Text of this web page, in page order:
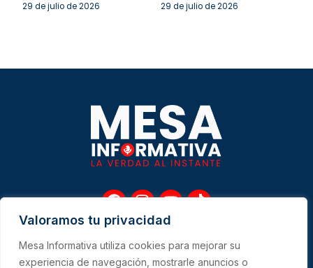
Valoramos tu privacidad
Mesa Informativa utiliza cookies para mejorar su
experiencia de navegación, mostrarle anuncios o
29 de julio de 2026 29 de julio de 2026
F
a
c
e
b
I
n
s
t
a
Y
u
t
u
T
t
o